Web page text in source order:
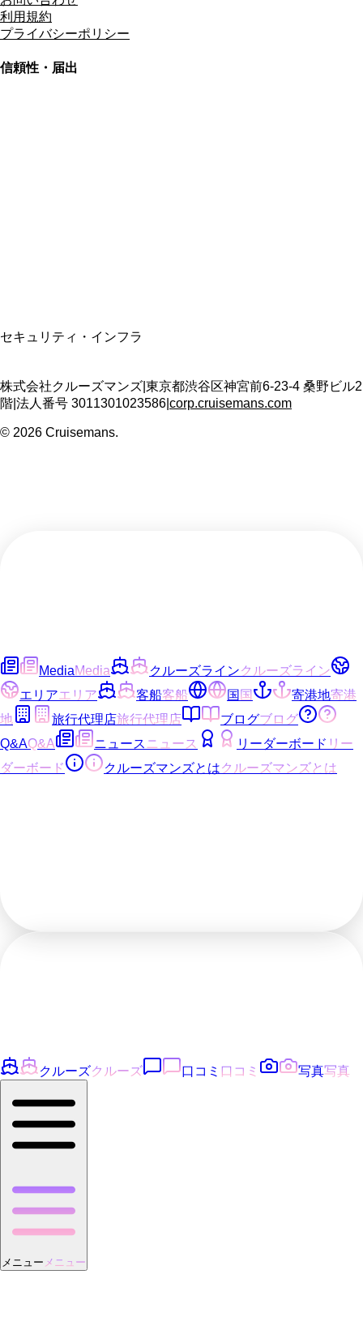
利用規約
プライバシーポリシー
信頼性・届出
セキュリティ・インフラ
株式会社クルーズマンズ 東京都渋谷区神宮前6-23-4 桑野ビル2
階 法人番号 3011301023586 corp.cruisemans.com
© 2026 Cruisemans.
MediaMedia クルーズラインクルーズライン
エリアエリア 客船客船 国 国 寄港地寄港
地
旅行代理店旅行代理店 ブログブログ
Q&AQ&A ニュースニュース リーダーボード リー
ダーボード
クルーズマンズとはクルーズマンズとは
クルーズクルーズ 口コミ 口コミ 写真写真
メニュー メニュー